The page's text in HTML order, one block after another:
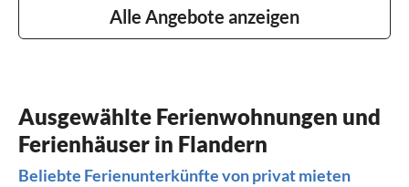
Alle Angebote anzeigen
Ausgewählte Ferienwohnungen und
Ferienhäuser in Flandern
Beliebte Ferienunterkünfte von privat mieten